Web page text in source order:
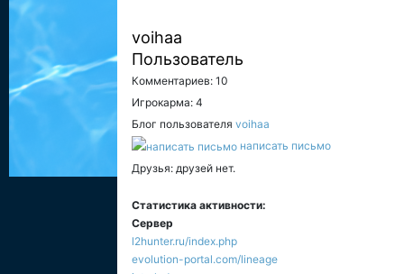
voihaa
Пользователь
Комментариев: 10
Игрокарма: 4
Блог пользователя voihaa
написать письмо
Друзья: друзей нет.
Статистика активности:
Сервер
l2hunter.ru/index.php
evolution-portal.com/lineage